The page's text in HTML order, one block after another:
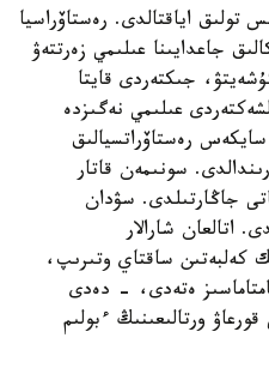
اياقتالدى. رەستاۆراسيا
جاعدايىنا عىلىمي زەرتتەۋ
جىكتەردى قايتا
عىلىمي نەگىزدە
سايكەس رەستاۆراتسيالىق
سونىمەن قاتار
جاڭارتىلدى. سۋدان
اتالعان شارالار
كەلبەتىن ساقتاي وتىرىپ،
ەتەدى، - دەدى
ورتالىعىنىڭ ءبولىم